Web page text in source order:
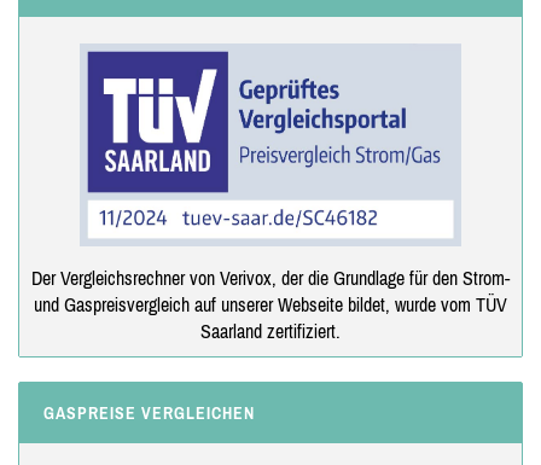
Der Vergleichsrechner von Verivox, der die Grundlage für den Strom-
und Gaspreisvergleich auf unserer Webseite bildet, wurde vom TÜV
Saarland zertifiziert.
GASPREISE VERGLEICHEN